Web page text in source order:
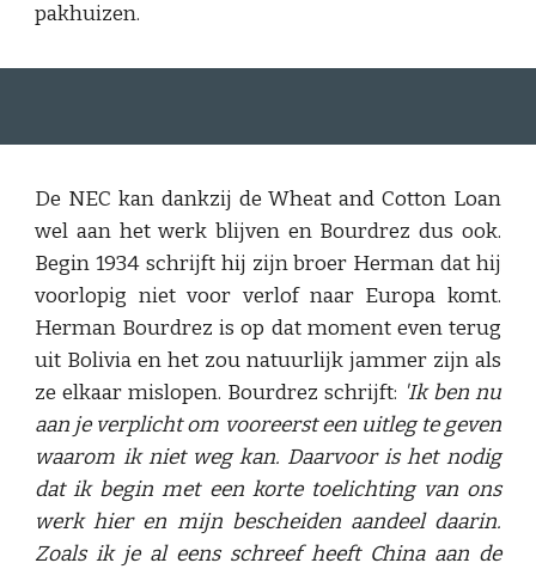
pakhuizen.
De NEC kan dankzij de Wheat and Cotton Loan
wel aan het werk blijven en Bourdrez dus ook.
Begin 1934 schrijft hij zijn broer Herman dat hij
voorlopig niet voor verlof naar Europa komt.
Herman Bourdrez is op dat moment even terug
uit Bolivia en het zou natuurlijk jammer zijn als
ze elkaar mislopen. Bourdrez schrijft: 'Ik ben nu
aan je verplicht om vooreerst een uitleg te geven
waarom ik niet weg kan. Daarvoor is het nodig
dat ik begin met een korte toelichting van ons
werk hier en mijn bescheiden aandeel daarin.
Zoals ik je al eens schreef heeft China aan de